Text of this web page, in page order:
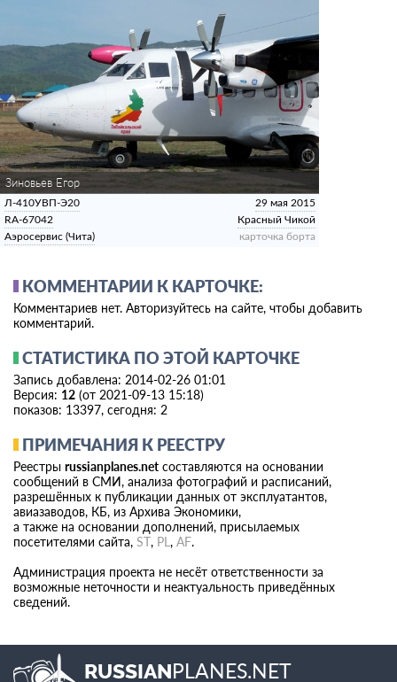
Зиновьев Егор
Л-410УВП-Э20
RA-67042
Аэросервис (Чита)
29 мая 2015
Красный Чикой
карточка борта
КОММЕНТАРИИ К КАРТОЧКЕ:
Комментариев нет. Авторизуйтесь на сайте, чтобы добавить
комментарий.
СТАТИСТИКА ПО ЭТОЙ КАРТОЧКЕ
Запись добавлена: 2014-02-26 01:01
Версия: 12 (от 2021-09-13 15:18)
показов: 13397, сегодня: 2
ПРИМЕЧАНИЯ К РЕЕСТРУ
Реестры russianplanes.net составляются на основании
сообщений в СМИ, анализа фотографий и расписаний,
разрешённых к публикации данных от эксплуатантов,
авиазаводов, КБ, из Архива Экономики,
а также на основании дополнений, присылаемых
посетителями сайта, ST, PL , AF.
Администрация проекта не несёт ответственности за
возможные неточности и неактуальность приведённых
сведений.
RUSSIANPLANES.NET